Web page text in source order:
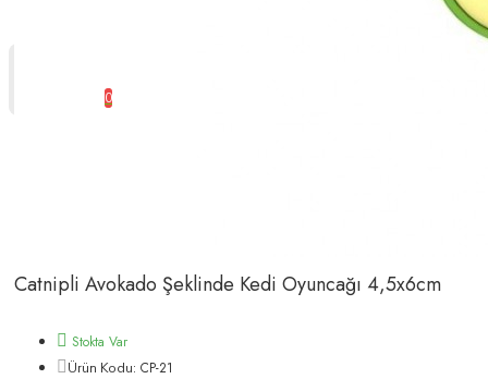
0
Catnipli Avokado Şeklinde Kedi Oyuncağı 4,5x6cm
Stokta Var
Ürün Kodu: CP-21